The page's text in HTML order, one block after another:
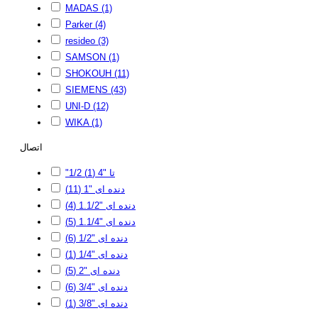
MADAS (1)
Parker(4)
resideo (3)
SAMSON (1)
SHOKOUH (11)
SIEMENS (43)
UNI-D (12)
WIKA(1)
اتصال
"1/2 تا "4
(1)
دنده ای "1
(11)
دنده ای "1.1/2
(4)
دنده ای "1.1/4
(5)
دنده ای "1/2
(6)
دنده ای "1/4
(1)
دنده ای "2
(5)
دنده ای "3/4
(6)
دنده ای "3/8
(1)